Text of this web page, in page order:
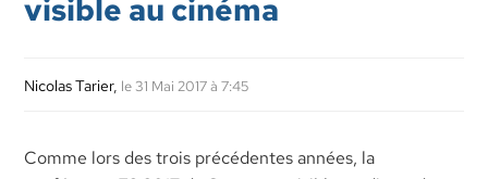
visible au cinéma
Nicolas Tarier, le 31 Mai 2017 à 7:45
Comme lors des trois précédentes années, la